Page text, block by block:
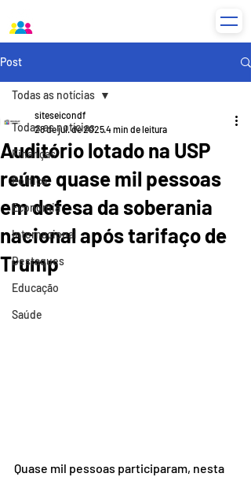
Post
Todas as notícias
Finanças
Política
Economia
Internacional
Destaques
Educação
Saúde
Todas as notícias
Auditório lotado na USP
reúne quase mil pessoas
em defesa da soberania
nacional após tarifaço de
Trump
siteseicondf
28 de jul. de 20254 min de leitura
Quase mil pessoas participaram, nesta